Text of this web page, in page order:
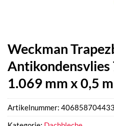
Weckman
Antikondensvlies
1.069 mm x 0,5
Artikelnummer: